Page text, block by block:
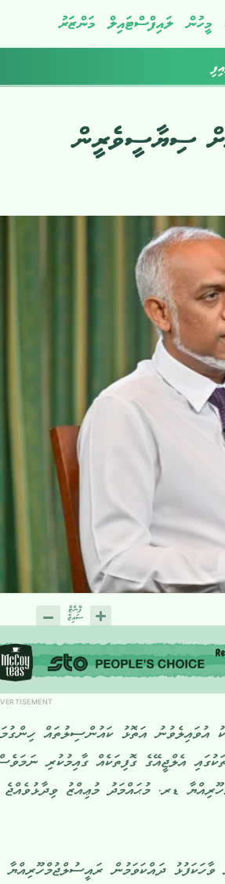
މީހުން ލައިފްސްޓައިލް މަންޒަރު
ސިޔާސީވެރީން
އަތޮޅު ކައުންސިލުތައް
އެލްޖީއޭގެ ގޮފިތަކެއް ގާއިމުކުރި
ޑރ. މުޙައްމަދު މުޢިއްޒު ވިދާޅުވެއްޖެ
ދައްކަވަމުން ރައީސުލްޖުމްހޫރިއްޔާ